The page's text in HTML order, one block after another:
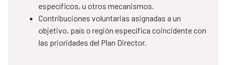
específicos, u otros mecanismos.
Contribuciones voluntarias asignadas a un
objetivo, país o región específica coincidente con
las prioridades del Plan Director.